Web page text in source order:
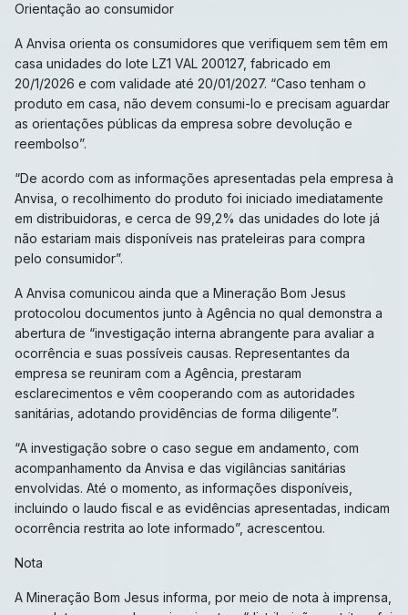
Orientação ao consumidor
A Anvisa orienta os consumidores que verifiquem sem têm em
casa unidades do lote LZ1 VAL 200127, fabricado em
20/1/2026 e com validade até 20/01/2027. “Caso tenham o
produto em casa, não devem consumi-lo e precisam aguardar
as orientações públicas da empresa sobre devolução e
reembolso”.
“De acordo com as informações apresentadas pela empresa à
Anvisa, o recolhimento do produto foi iniciado imediatamente
em distribuidoras, e cerca de 99,2% das unidades do lote já
não estariam mais disponíveis nas prateleiras para compra
pelo consumidor”.
A Anvisa comunicou ainda que a Mineração Bom Jesus
protocolou documentos junto à Agência no qual demonstra a
abertura de “investigação interna abrangente para avaliar a
ocorrência e suas possíveis causas. Representantes da
empresa se reuniram com a Agência, prestaram
esclarecimentos e vêm cooperando com as autoridades
sanitárias, adotando providências de forma diligente”.
“A investigação sobre o caso segue em andamento, com
acompanhamento da Anvisa e das vigilâncias sanitárias
envolvidas. Até o momento, as informações disponíveis,
incluindo o laudo fiscal e as evidências apresentadas, indicam
ocorrência restrita ao lote informado”, acrescentou.
Nota
A Mineração Bom Jesus informa, por meio de nota à imprensa,